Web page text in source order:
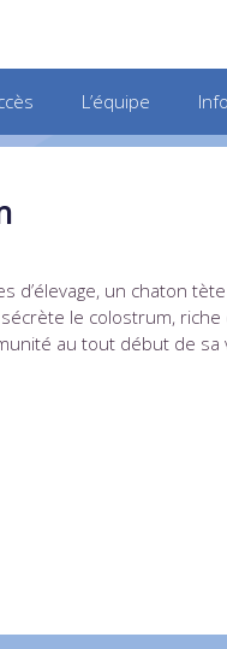
L’équipe
d’élevage, un chaton
le colostrum,
au tout début de sa